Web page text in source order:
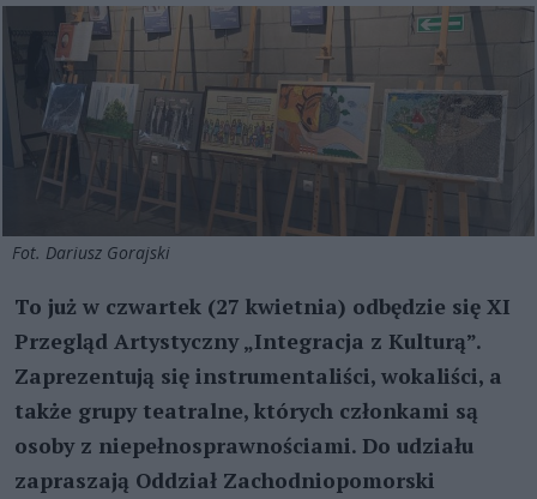
Fot. Dariusz Gorajski
To już w czwartek (27 kwietnia) odbędzie się XI
Przegląd Artystyczny „Integracja z Kulturą”.
Zaprezentują się instrumentaliści, wokaliści, a
także grupy teatralne, których członkami są
osoby z niepełnosprawnościami. Do udziału
zapraszają Oddział Zachodniopomorski